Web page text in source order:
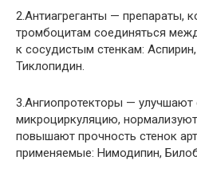
2.Антиагреганты — препараты,
тромбоцитам соединяться
к сосудистым стенкам:
Тиклопидин.
3.Ангиопротекторы — улучшают
микроциркуляцию,
повышают прочность стенок
применяемые: Нимодипин,